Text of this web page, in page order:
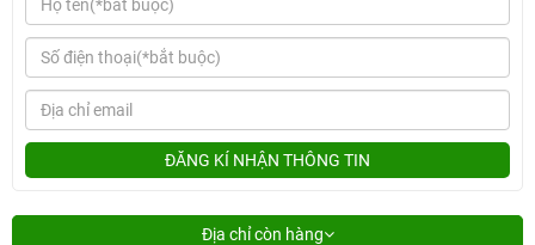
ĐĂNG KÍ NHẬN THÔNG TIN
Địa chỉ còn hàng